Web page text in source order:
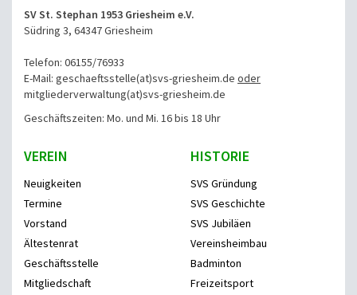
SV St. Stephan 1953 Griesheim e.V.
Südring 3, 64347 Griesheim
Telefon: 06155/76933
E-Mail: geschaeftsstelle(at)svs-griesheim.de oder
mitgliederverwaltung(at)svs-griesheim.de
Geschäftszeiten: Mo. und Mi. 16 bis 18 Uhr
VEREIN
Neuigkeiten
Termine
Vorstand
Ältestenrat
Geschäftsstelle
Mitgliedschaft
HISTORIE
SVS Gründung
SVS Geschichte
SVS Jubiläen
Vereinsheimbau
Badminton
Freizeitsport